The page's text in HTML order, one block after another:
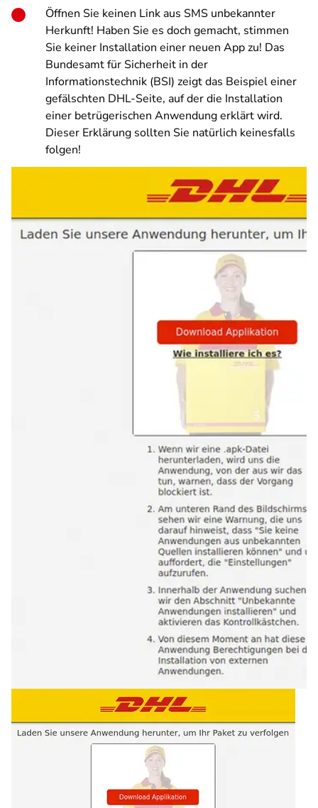
Öffnen Sie keinen Link aus SMS unbekannter
Herkunft! Haben Sie es doch gemacht, stimmen
Sie keiner Installation einer neuen App zu! Das
Bundesamt für Sicherheit in der
Informationstechnik (BSI) zeigt das Beispiel einer
gefälschten DHL-Seite, auf der die Installation
einer betrügerischen Anwendung erklärt wird.
Dieser Erklärung sollten Sie natürlich keinesfalls
folgen!